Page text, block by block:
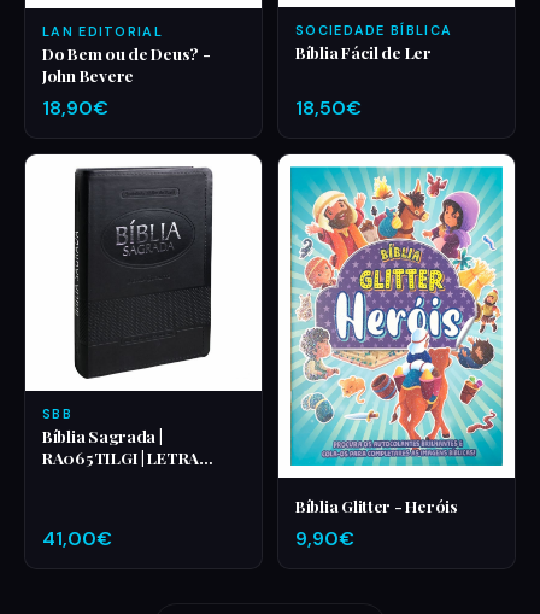
LAN EDITORIAL
Do Bem ou de Deus? -
John Bevere
18,90€
SOCIEDADE BÍBLICA
Bíblia Fácil de Ler
18,50€
SBB
Bíblia Sagrada |
RA065TILGI | LETRA
41,00€
Bíblia Glitter - Heróis
9,90€